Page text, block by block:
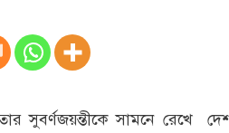
সুবর্ণজয়ন্তীকে সামনে